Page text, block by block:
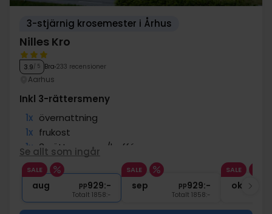
3-stjärnig krosemester i Århus
Nilles Kro
3.9/ 5 Bra 233 recensioner
Aarhus
Inkl 3-rättersmeny
1x övernattning
1x frukost
1x 3-rättersmeny/buffé
1x Öl/vin till middagen fram till 20.00
∞ Gratis internet och parkering
Se allt som ingår
SALE
aug pp929:-
Totalt 1858:-
SALE
sep pp929:-
Totalt 1858:-
SALE
okt